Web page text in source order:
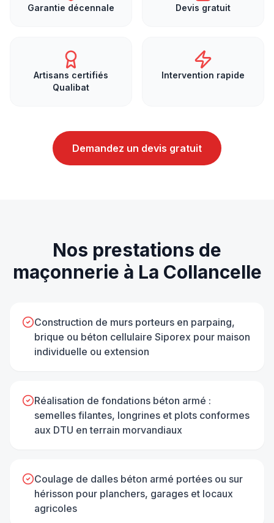
Garantie décennale Devis gratuit
Artisans certifiés
Qualibat
Intervention rapide
Demandez un devis gratuit
Nos prestations de
maçonnerie à La Collancelle
Construction de murs porteurs en parpaing,
brique ou béton cellulaire Siporex pour maison
individuelle ou extension
Réalisation de fondations béton armé :
semelles filantes, longrines et plots conformes
aux DTU en terrain morvandiaux
Coulage de dalles béton armé portées ou sur
hérisson pour planchers, garages et locaux
agricoles